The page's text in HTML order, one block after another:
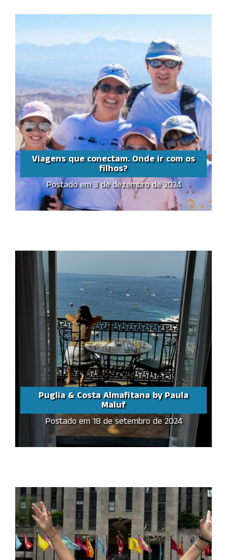
Viagens que conectam. Onde ir com os
filhos?
Postado em 3 de dezembro de 2024
Viagens que conectam.
Onde ir com os filhos?
Puglia & Costa Almafitana by Paula
Maluf
Postado em 18 de setembro de 2024
Puglia & Costa
Almafitana by Paula
Maluf